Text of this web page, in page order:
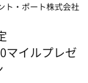
ト・ポート株式会社
マイルプレゼ